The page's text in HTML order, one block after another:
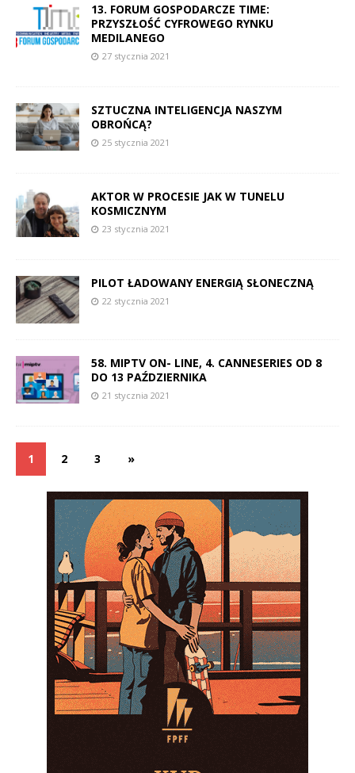
13. FORUM GOSPODARCZE TIME:
PRZYSZŁOŚĆ CYFROWEGO RYNKU
MEDILANEGO
27 stycznia 2021
SZTUCZNA INTELIGENCJA NASZYM
OBROŃCĄ?
25 stycznia 2021
AKTOR W PROCESIE JAK W TUNELU
KOSMICZNYM
23 stycznia 2021
PILOT ŁADOWANY ENERGIĄ SŁONECZNĄ
22 stycznia 2021
58. MIPTV ON- LINE, 4. CANNESERIES OD 8
DO 13 PAŹDZIERNIKA
21 stycznia 2021
1 2 3 »